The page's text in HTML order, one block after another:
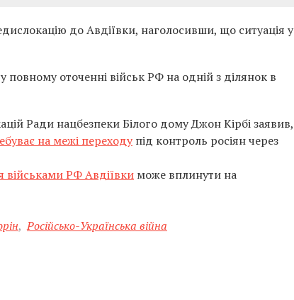
до Авдіївки, наголосивши, що ситуація у
оточенні військ РФ на одній з ділянок в
Ради нацбезпеки Білого дому Джон Кірбі заявив,
на межі переходу під контроль росіян через
військами РФ Авдіївки може вплинути на
, Російсько-Українська війна